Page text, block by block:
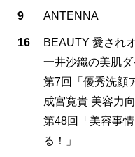
9 ANTENNA
16
BEAUTY 愛され
一井沙織の美肌
第7回「優秀洗顔
成宮寛貴 美容力
第48回「美容事
る！」